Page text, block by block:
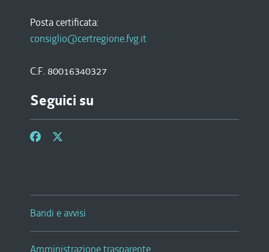
Posta certificata:
consiglio@certregione.fvg.it
C.F. 80016340327
Seguici su
Bandi e avvisi
Amministrazione trasparente